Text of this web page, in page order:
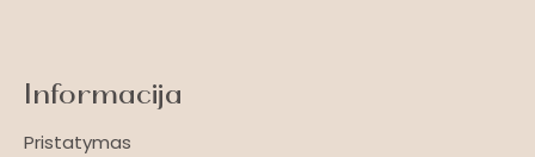
Informacija
Pristatymas